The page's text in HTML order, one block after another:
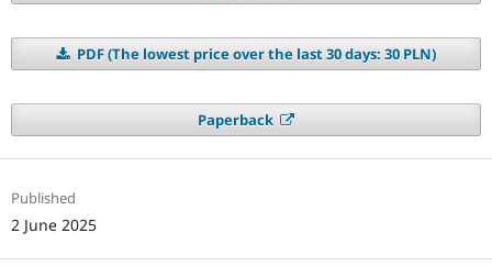
PDF (The lowest price over the last 30 days: 30 PLN)
Paperback
Published
2 June 2025